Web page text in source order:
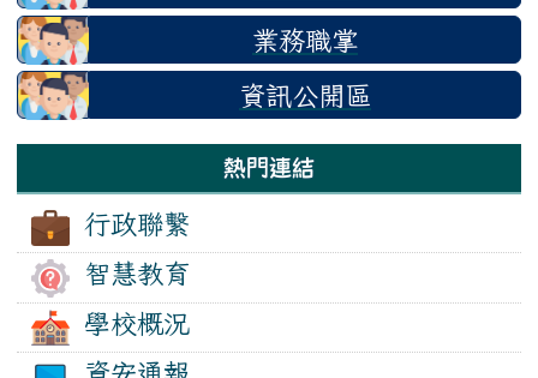
業務職掌
資訊公開區
熱門連結
行政聯繫
智慧教育
學校概況